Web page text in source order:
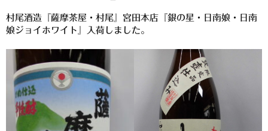
入荷情報
オリジナルラベル
店主おすすめ
数量限定
村尾酒造『薩摩茶屋・村尾』宮田本店『銀の星・日南娘・日南
娘ジョイホワイト』入荷しました。